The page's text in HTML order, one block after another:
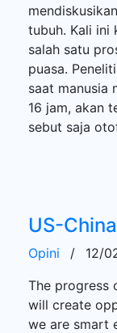
tubuh. Kali ini
salah satu
puasa.
saat manusia
16 jam, akan
sebut saja
US-
Opini /
12/
The progress
will create
we are smart